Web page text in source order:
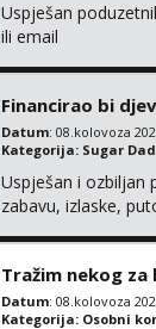
Uspješan
ili email
Financirao bi
Datum: 08.kolovoza
Kategorija: Sugar
Uspješan i ozbiljan
zabavu, izlaske,
Tražim nekog za
Datum: 08.kolovoza
Kategorija: Osobni